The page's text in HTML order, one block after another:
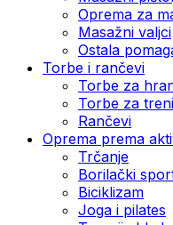
Oprema za
Masažni valjci
Ostala
Torbe i rančevi
Torbe za
Torbe za
Rančevi
Oprema prema
Trčanje
Borilački
Biciklizam
Joga i pilates